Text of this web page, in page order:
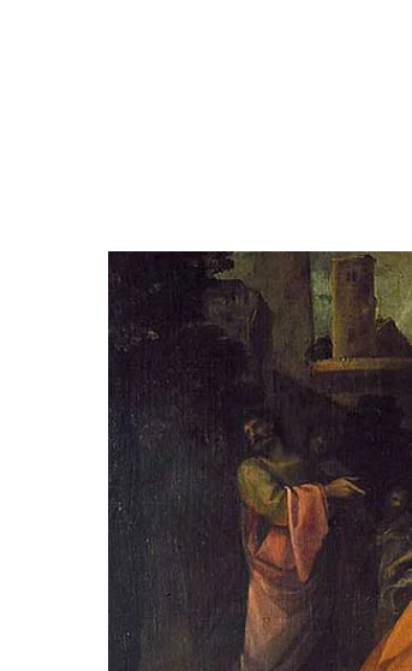
Hit enter to search or ESC to close